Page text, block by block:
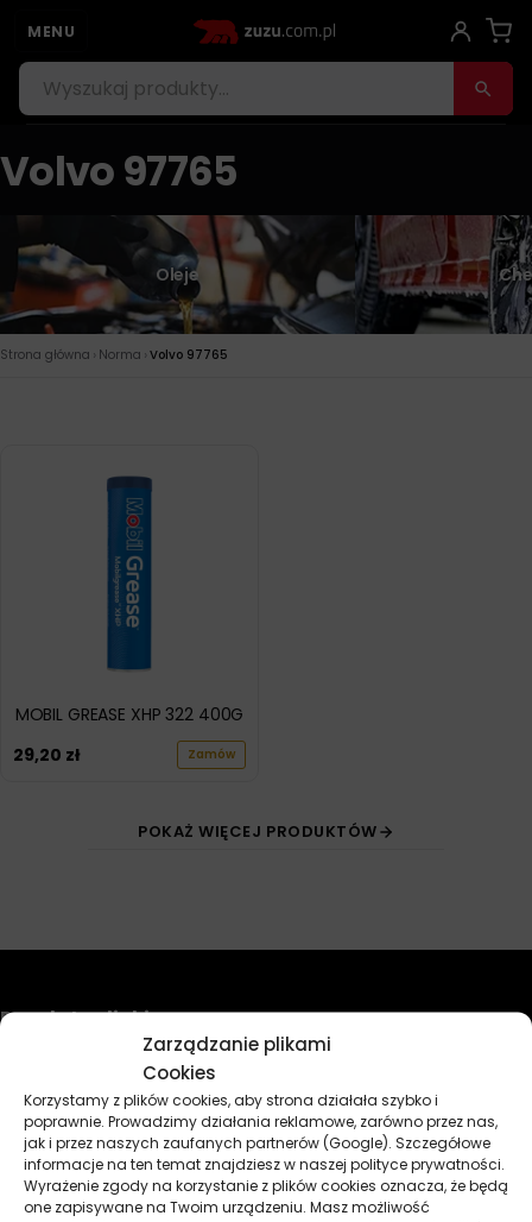
Zarządzanie plikami
Cookies
Korzystamy z plików cookies, aby strona działała szybko i
poprawnie. Prowadzimy działania reklamowe, zarówno przez nas,
jak i przez naszych zaufanych partnerów (Google). Szczegółowe
informacje na ten temat znajdziesz w naszej polityce prywatności.
Wyrażenie zgody na korzystanie z plików cookies oznacza, że będą
one zapisywane na Twoim urządzeniu. Masz możliwość
MENU
Volvo 97765
Oleje
Strona główna › Norma › Volvo 97765
MOBIL GREASE XHP 322 400G
29,20 zł Zamów
POKAŻ WIĘCEJ PRODUKTÓW
Przydatne linki
Chemia
Kosmetyki
Akcesoria
Żarówki
Zapachy